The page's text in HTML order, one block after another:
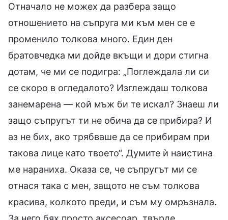
Отначало не можех да разбера защо
отношението на съпруга ми към мен се е
променило толкова много. Един ден
братовчедка ми дойде вкъщи и дори стигна
дотам, че ми се подигра: „Поглеждала ли си
се скоро в огледалото? Изглеждаш толкова
занемарена — кой мъж би те искал? Знаеш ли
защо съпругът ти не обича да се прибира? И
аз не бих, ако трябваше да се прибирам при
такова лице като твоето“. Думите ѝ наистина
ме нараниха. Оказа се, че съпругът ми се
отнася така с мен, защото не съм толкова
красива, колкото преди, и съм му омръзнала.